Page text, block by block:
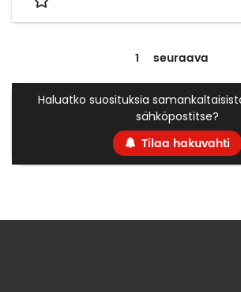
1 seuraava
Haluatko suosituksia
sähköpostitse?
Tilaa hakuvahti